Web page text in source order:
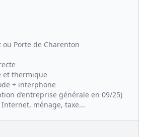
Porte de Charenton
et thermique
+ interphone
d’entreprise générale en 09/25)
ménage, taxe...